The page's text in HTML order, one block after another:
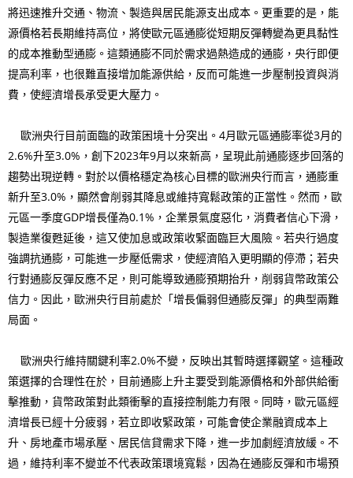
將迅速推升交通、物流、製造與居民能源支出成本。更重要的是，能
源價格若長期維持高位，將使歐元區通膨從短期反彈轉變為更具黏性
的成本推動型通膨。這類通膨不同於需求過熱造成的通膨，央行即便
提高利率，也很難直接增加能源供給，反而可能進一步壓制投資與消
費，使經濟增長承受更大壓力。
歐洲央行目前面臨的政策困境十分突出。4月歐元區通膨率從3月的
2.6%升至3.0%，創下2023年9月以來新高，呈現此前通膨逐步回落的
趨勢出現逆轉。對於以價格穩定為核心目標的歐洲央行而言，通膨重
新升至3.0%，顯然會削弱其降息或維持寬鬆政策的正當性。然而，歐
元區一季度GDP增長僅為0.1%，企業景氣度惡化，消費者信心下滑，
製造業復甦延後，這又使加息或政策收緊面臨巨大風險。若央行過度
強調抗通膨，可能進一步壓低需求，使經濟陷入更明顯的停滯；若央
行對通膨反彈反應不足，則可能導致通膨預期抬升，削弱貨幣政策公
信力。因此，歐洲央行目前處於「增長偏弱但通膨反彈」的典型兩難
局面。
歐洲央行維持關鍵利率2.0%不變，反映出其暫時選擇觀望。這種政
策選擇的合理性在於，目前通膨上升主要受到能源價格和外部供給衝
擊推動，貨幣政策對此類衝擊的直接控制能力有限。同時，歐元區經
濟增長已經十分疲弱，若立即收緊政策，可能會使企業融資成本上
升、房地產市場承壓、居民信貸需求下降，進一步加劇經濟放緩。不
過，維持利率不變並不代表政策環境寬鬆，因為在通膨反彈和市場預